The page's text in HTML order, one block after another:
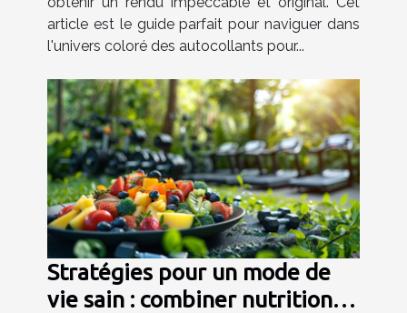
article est le guide parfait pour naviguer dans
l'univers coloré des autocollants pour...
Stratégies pour un mode de
vie sain : combiner nutrition et